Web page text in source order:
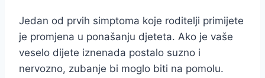
Jedan od prvih simptoma koje roditelji primijete
je promjena u ponašanju djeteta. Ako je vaše
veselo dijete iznenada postalo suzno i
nervozno, zubanje bi moglo biti na pomolu.